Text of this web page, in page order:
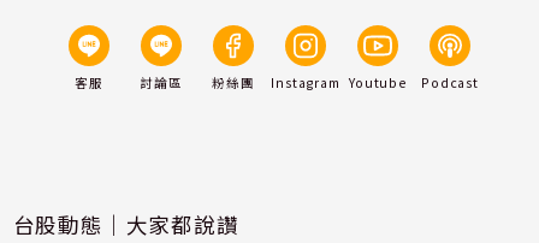
客服 討論區 粉絲團 Instagram Youtube Podcast
台股動態｜大家都說讚